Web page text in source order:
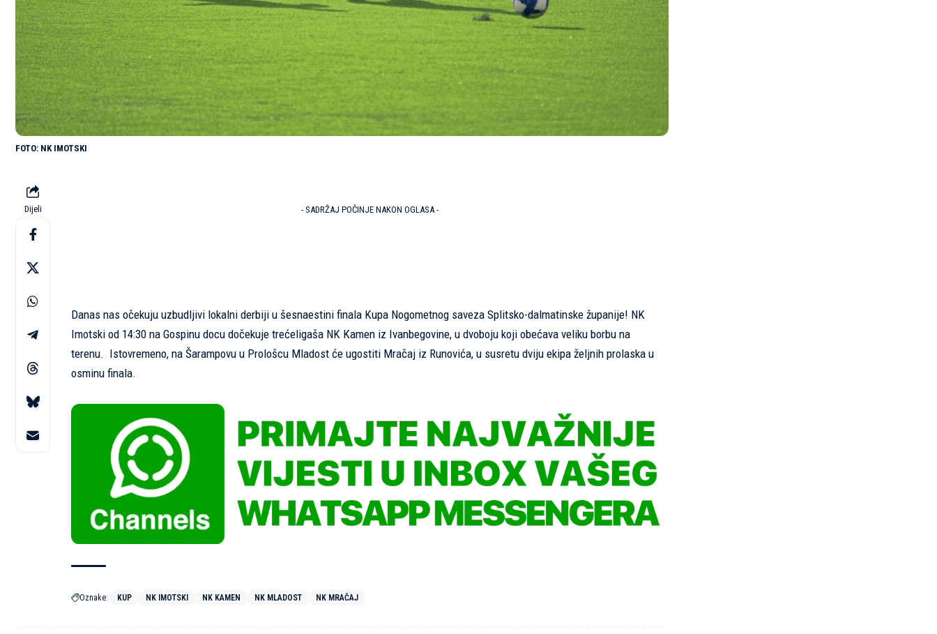
NK IMOTSKI
Dijeli - SADRŽAJ POČINJE NAKON OGLASA -
Danas nas očekuju uzbudljivi lokalni derbiji u šesnaestini finala Kupa Nogometnog saveza Splitsko-dalmatinske županije! NK
Imotski od 14:30 na Gospinu docu dočekuje trećeligaša NK Kamen iz Ivanbegovine, u dvoboju koji obećava veliku borbu na
terenu. Istovremeno, na Šarampovu u Prološcu Mladost će ugostiti Mračaj iz Runovića, u susretu dviju ekipa željnih prolaska u
osminu finala.
Oznake: KUP NK IMOTSKI NK KAMEN NK MLADOST NK MRAČAJ